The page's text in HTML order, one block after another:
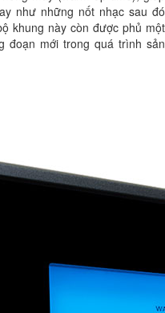
như những nốt nhạc sau đó
khung này còn được phủ một
đoạn mới trong quá trình sản